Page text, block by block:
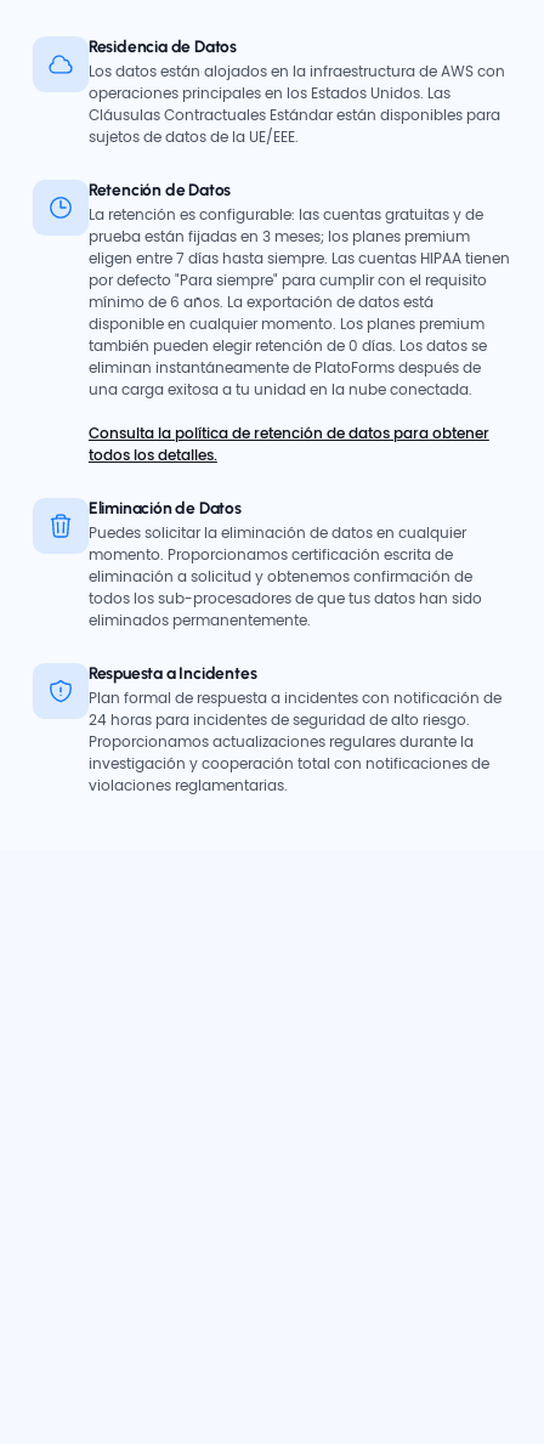
Residencia de Datos
Los datos están alojados en la infraestructura de AWS con
operaciones principales en los Estados Unidos. Las
Cláusulas Contractuales Estándar están disponibles para
sujetos de datos de la UE/EEE.
Retención de Datos
La retención es configurable: las cuentas gratuitas y de
prueba están fijadas en 3 meses; los planes premium
eligen entre 7 días hasta siempre. Las cuentas HIPAA tienen
por defecto "Para siempre" para cumplir con el requisito
mínimo de 6 años. La exportación de datos está
disponible en cualquier momento. Los planes premium
también pueden elegir retención de 0 días. Los datos se
eliminan instantáneamente de PlatoForms después de
una carga exitosa a tu unidad en la nube conectada.
Consulta la política de retención de datos para obtener
todos los detalles.
Eliminación de Datos
Puedes solicitar la eliminación de datos en cualquier
momento. Proporcionamos certificación escrita de
eliminación a solicitud y obtenemos confirmación de
todos los sub-procesadores de que tus datos han sido
eliminados permanentemente.
Respuesta a Incidentes
Plan formal de respuesta a incidentes con notificación de
24 horas para incidentes de seguridad de alto riesgo.
Proporcionamos actualizaciones regulares durante la
investigación y cooperación total con notificaciones de
violaciones reglamentarias.